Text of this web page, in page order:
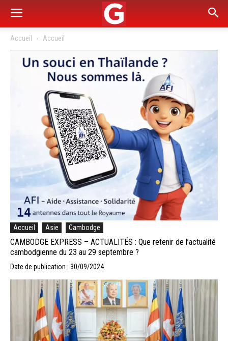
Accueil Accueil
Accueil Asie Cambodge
CAMBODGE EXPRESS – ACTUALITÉS : Que retenir de l’actualité
cambodgienne du 23 au 29 septembre ?
Date de publication : 30/09/2024